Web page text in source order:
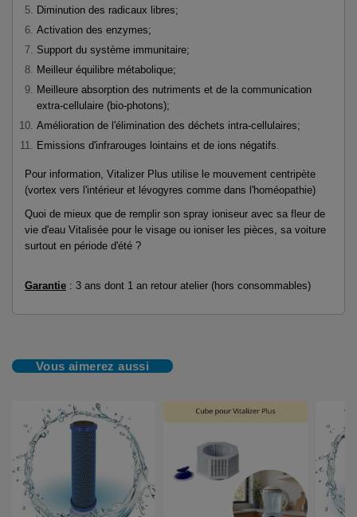
Diminution des radicaux libres;
Activation des enzymes;
Support du système immunitaire;
Meilleur équilibre métabolique;
Meilleure absorption des nutriments et de la communication
extra-cellulaire (bio-photons);
Amélioration de l'élimination des déchets intra-cellulaires;
Emissions d'infrarouges lointains et de ions négatifs
Pour information, Vitalizer Plus utilise le mouvement centripète
(vortex vers l'intérieur et lévogyres comme dans l'homéopathie)
Quoi de mieux que de remplir son spray ioniseur avec sa fleur de
vie d'eau Vitalisée pour le visage ou ioniser les pièces, sa voiture
surtout en période d'été ?
Garantie : 3 ans dont 1 an retour atelier (hors consommables)
Vous aimerez aussi